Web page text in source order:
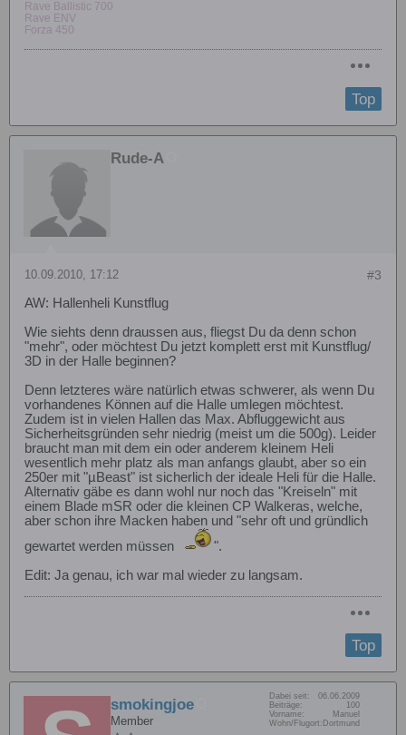
Rave Ballistic 700
Rave ENV
Forza 450
Top
Rude-A
#3
10.09.2010, 17:12
AW: Hallenheli Kunstflug
Wie siehts denn draussen aus, fliegst Du da denn schon
"mehr", oder möchtest Du jetzt komplett erst mit Kunstflug/
3D in der Halle beginnen?
Denn letzteres wäre natürlich etwas schwerer, als wenn Du
vorhandenes Können auf die Halle umlegen möchtest.
Zudem ist in vielen Hallen das Max. Abfluggewicht aus
Sicherheitsgründen sehr niedrig (meist um die 500g). Leider
braucht man mit dem ein oder anderem kleinem Heli
wesentlich mehr platz als man anfangs glaubt, aber so ein
250er mit "µBeast" ist sicherlich der ideale Heli für die Halle.
Alternativ gäbe es dann wohl nur noch das "Kreiseln" mit
einem Blade mSR oder die kleinen CP Walkeras, welche,
aber schon ihre Macken haben und "sehr oft und gründlich
gewartet werden müssen
".
Edit: Ja genau, ich war mal wieder zu langsam.
Top
smokingjoe
Member
Dabei seit:
06.06.2009
Beiträge:
100
Vorname:
Manuel
Wohn/Flugort: Dortmund